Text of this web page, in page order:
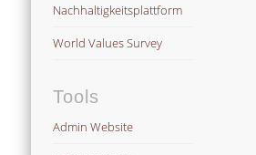
Nachhaltigkeitsplattform
World Values Survey
Tools
Admin Website